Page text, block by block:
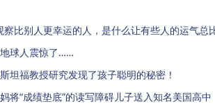
比别人更幸运的人，是什么让有些人的运气总
球人震惊了……
坦福教授研究发现了孩子聪明的秘密！
将“成绩垫底”的读写障碍儿子送入知名美国高中